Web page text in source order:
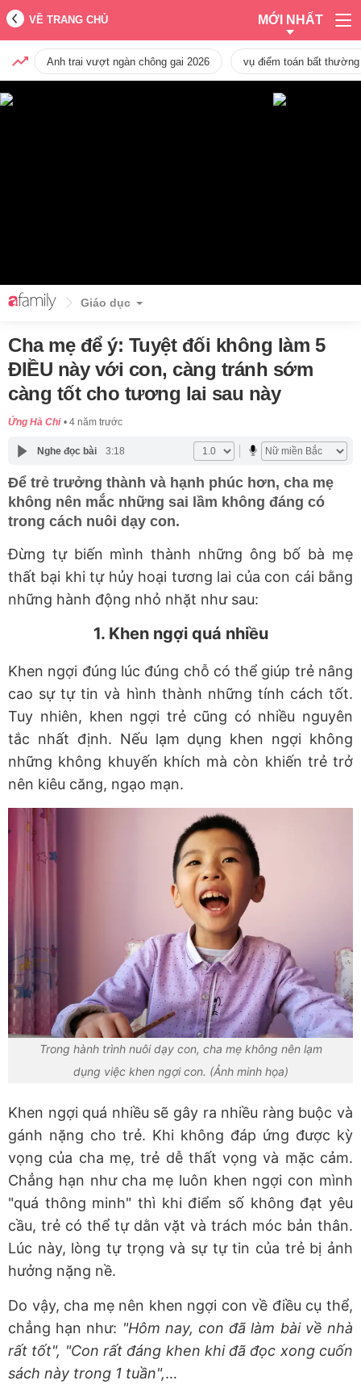
VỀ TRANG CHỦ MỚI NHẤT
Anh trai vượt ngàn chông gai 2026 vụ điểm toán bất
Giáo dục
Cha mẹ để ý: Tuyệt đối không làm 5
ĐIỀU này với con, càng tránh sớm
càng tốt cho tương lai sau này
Ứng Hà Chi 4 năm trước
Nghe đọc bài 3:18
Để trẻ trưởng thành và hạnh phúc hơn, cha mẹ
không nên mắc những sai lầm không đáng có
trong cách nuôi dạy con.
Đừng tự biến mình thành những ông bố bà mẹ
thất bại khi tự hủy hoại tương lai của con cái bằng
những hành động nhỏ nhặt như sau:
1. Khen ngợi quá nhiều
Khen ngợi đúng lúc đúng chỗ có thể giúp trẻ nâng
cao sự tự tin và hình thành những tính cách tốt.
Tuy nhiên, khen ngợi trẻ cũng có nhiều nguyên
tắc nhất định. Nếu lạm dụng khen ngợi không
những không khuyến khích mà còn khiến trẻ trở
nên kiêu căng, ngạo mạn.
Trong hành trình nuôi dạy con, cha mẹ không nên lạm
dụng việc khen ngợi con. (Ảnh minh họa)
Khen ngợi quá nhiều sẽ gây ra nhiều ràng buộc và
gánh nặng cho trẻ. Khi không đáp ứng được kỳ
vọng của cha mẹ, trẻ dễ thất vọng và mặc cảm.
Chẳng hạn như cha mẹ luôn khen ngợi con mình
"quá thông minh" thì khi điểm số không đạt yêu
cầu, trẻ có thể tự dằn vặt và trách móc bản thân.
Lúc này, lòng tự trọng và sự tự tin của trẻ bị ảnh
hưởng nặng nề.
Do vậy, cha mẹ nên khen ngợi con về điều cụ thể,
chẳng hạn như: "Hôm nay, con đã làm bài về nhà
rất tốt", "Con rất đáng khen khi đã đọc xong cuốn
sách này trong 1 tuần",…